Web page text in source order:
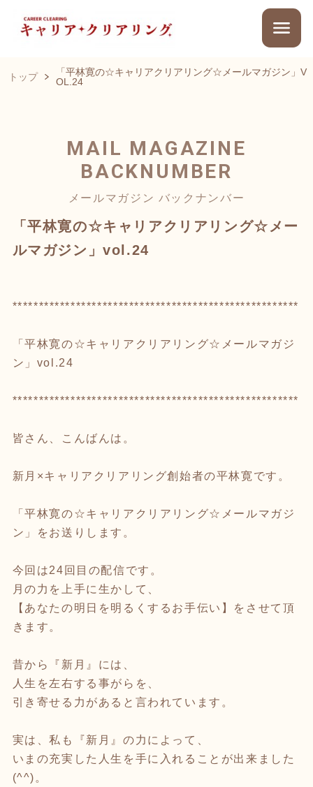
トップ
「平林寛の☆キャリアクリアリング☆メールマガジン」V
OL.24
MAIL MAGAZINE
BACKNUMBER
メールマガジン バックナンバー
「平林寛の☆キャリアクリアリング☆メー
ルマガジン」vol.24
******************************************************
「平林寛の☆キャリアクリアリング☆メールマガジ
ン」vol.24
******************************************************
皆さん、こんばんは。
新月×キャリアクリアリング創始者の平林寛です。
「平林寛の☆キャリアクリアリング☆メールマガジ
ン」をお送りします。
今回は24回目の配信です。
月の力を上手に生かして、
【あなたの明日を明るくするお手伝い】をさせて頂
きます。
昔から『新月』には、
人生を左右する事がらを、
引き寄せる力があると言われています。
実は、私も『新月』の力によって、
いまの充実した人生を手に入れることが出来ました
(^^)。